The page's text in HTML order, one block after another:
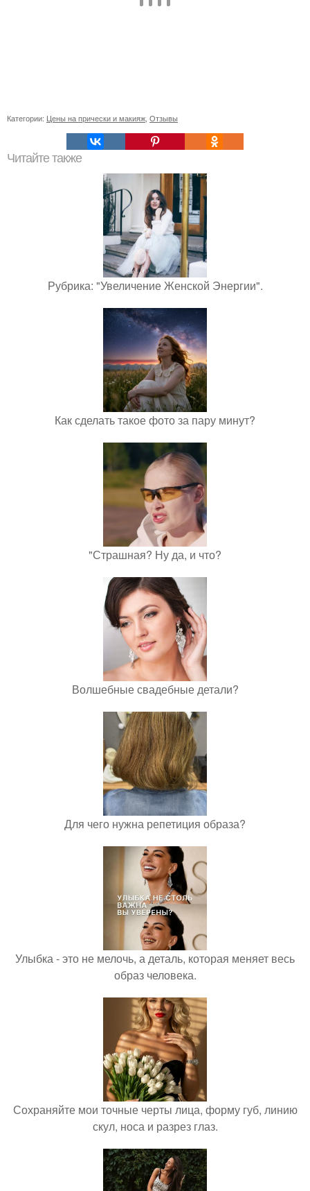
Категории: Цены на прически и макияж Отзывы
Читайте также
Рубрика: "Увеличение Женской Энергии".
Как сделать такое фото за пару минут?
"Страшная? Ну да, и что?
Волшебные свадебные детали?
Для чего нужна репетиция образа?
Улыбка - это не мелочь, а деталь, которая меняет весь
образ человека.
Сохраняйте мои точные черты лица, форму губ, линию
скул, носа и разрез глаз.